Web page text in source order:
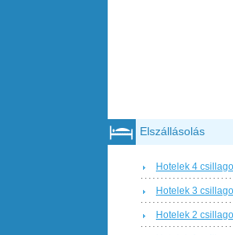
Elszállásolás
Hotelek 4
Hotelek 3
Hotelek 2